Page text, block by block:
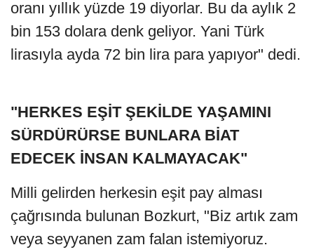
oranı yıllık yüzde 19 diyorlar. Bu da aylık 2
bin 153 dolara denk geliyor. Yani Türk
lirasıyla ayda 72 bin lira para yapıyor" dedi.
"HERKES EŞİT ŞEKİLDE YAŞAMINI
SÜRDÜRÜRSE BUNLARA BİAT
EDECEK İNSAN KALMAYACAK"
Milli gelirden herkesin eşit pay alması
çağrısında bulunan Bozkurt, "Biz artık zam
veya seyyanen zam falan istemiyoruz.